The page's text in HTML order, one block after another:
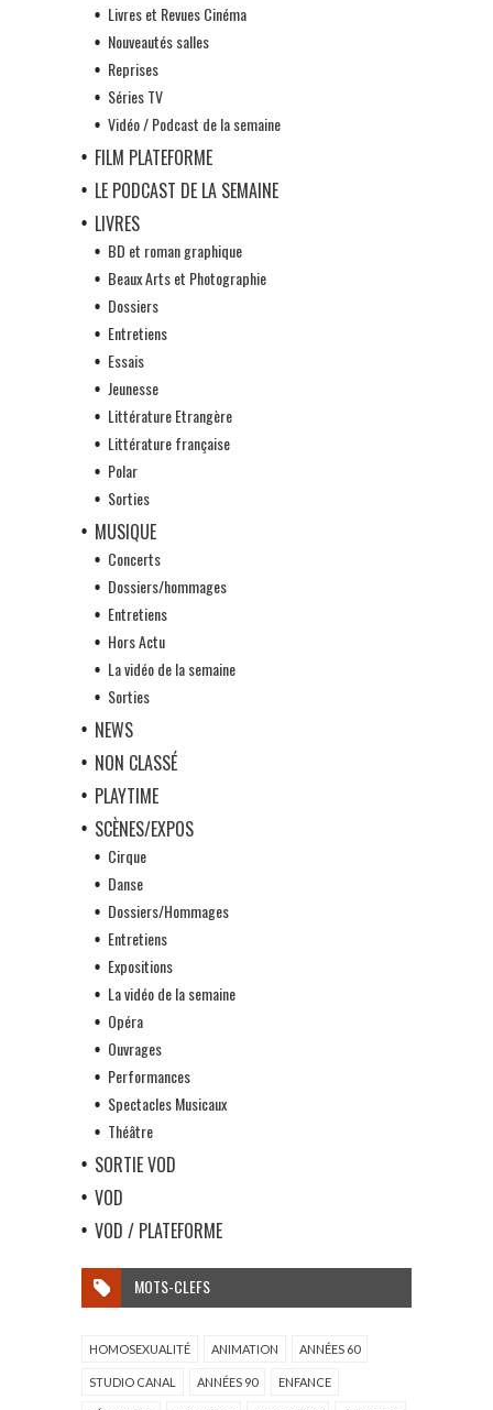
Livres et Revues Cinéma
Nouveautés salles
Reprises
Séries TV
Vidéo / Podcast de la semaine
FILM PLATEFORME
LE PODCAST DE LA SEMAINE
LIVRES
BD et roman graphique
Beaux Arts et Photographie
Dossiers
Entretiens
Essais
Jeunesse
Littérature Etrangère
Littérature française
Polar
Sorties
MUSIQUE
Concerts
Dossiers/hommages
Entretiens
Hors Actu
La vidéo de la semaine
Sorties
NEWS
NON CLASSÉ
PLAYTIME
SCÈNES/EXPOS
Cirque
Danse
Dossiers/Hommages
Entretiens
Expositions
La vidéo de la semaine
Opéra
Ouvrages
Performances
Spectacles Musicaux
Théâtre
SORTIE VOD
VOD
VOD / PLATEFORME
MOTS-CLEFS
HOMOSEXUALITÉ ANIMATION ANNÉES 60
STUDIO CANAL ANNÉES 90 ENFANCE